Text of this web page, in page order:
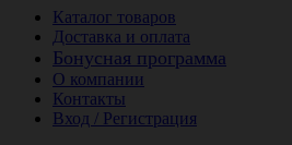
Каталог товаров
Доставка и оплата
Бонусная программа
О компании
Контакты
Вход / Регистрация